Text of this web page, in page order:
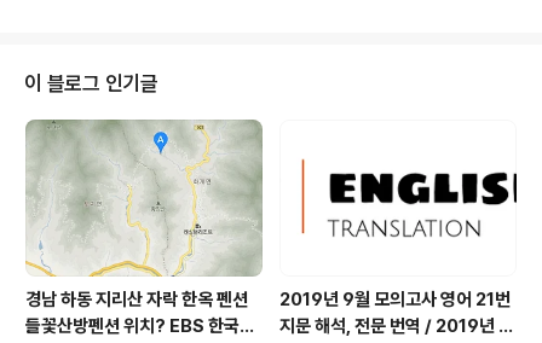
먼지는 보통 = 61 ㎍/m³ 황사는 보통 = 47 ㎍/m³ 오늘
초미세먼지 매우 나쁨 = 115 ㎍/m³ 미세먼지는 매우 나
쁨 = 793 ㎍/m³ 황사는 나쁨 = 581 ㎍/m³ 대기상태는
어제보다 굉장히 안 좋습니다 대기상태가 전체적으로 매우
나쁩니다 어제 오후부터 치솟은 미세먼지와..
이 블로그 인기글
경남 하동 지리산 자락 한옥 펜션
들꽃산방펜션 위치? EBS 한국기
2019년 9월 모의고사 영어 21번
지문 해석, 전문 번역 / 2019년 9